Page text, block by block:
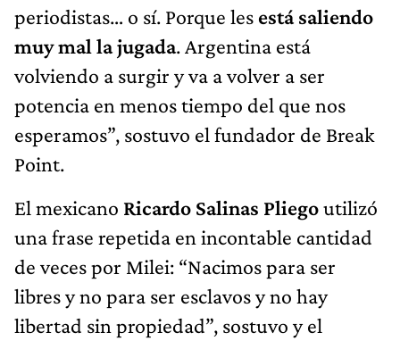
periodistas… o sí. Porque les está saliendo
muy mal la jugada. Argentina está
volviendo a surgir y va a volver a ser
potencia en menos tiempo del que nos
esperamos”, sostuvo el fundador de Break
Point.
El mexicano Ricardo Salinas Pliegoutilizó
una frase repetida en incontable cantidad
de veces por Milei: “Nacimos para ser
libres y no para ser esclavos y no hay
libertad sin propiedad”, sostuvo y el